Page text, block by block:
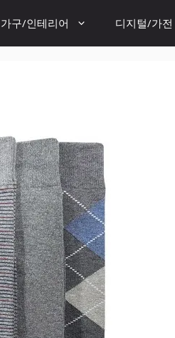
가구/인테리어 디지털/가전